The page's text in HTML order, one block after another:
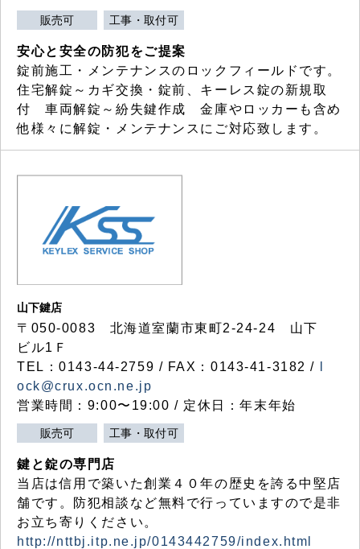
販売可 工事・取付可
安心と安全の防犯をご提案
錠前施工・メンテナンスのロックフィールドです。
住宅解錠～カギ交換・錠前、キーレス錠の新規取
付 車両解錠～紛失鍵作成 金庫やロッカーも含め
他様々に解錠・メンテナンスにご対応致します。
山下鍵店
〒050-0083 北海道室蘭市東町2-24-24 山下
ビル1Ｆ
TEL：0143-44-2759 / FAX：0143-41-3182 /
ock@crux.ocn.ne.jp
営業時間：9:00〜19:00 / 定休日：年末年始
販売可 工事・取付可
鍵と錠の専門店
当店は信用で築いた創業４０年の歴史を誇る中堅店
舗です。防犯相談など無料で行っていますので是非
お立ち寄りください。
http://nttbj.itp.ne.jp/0143442759/index.html